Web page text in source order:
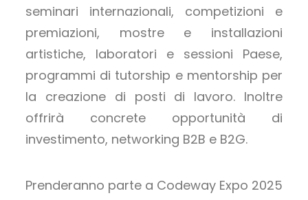
seminari internazionali, competizioni e
premiazioni, mostre e installazioni
artistiche, laboratori e sessioni Paese,
programmi di tutorship e mentorship per
la creazione di posti di lavoro. Inoltre
offrirà concrete opportunità di
investimento, networking B2B e B2G.
Prenderanno parte a Codeway Expo 2025